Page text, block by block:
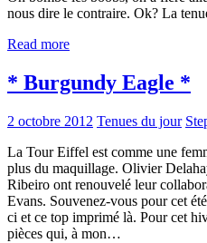
nous dire le contraire. Ok? La
Read more
* Burgundy Eagle *
2 octobre 2012 Tenues du jour
La Tour Eiffel est comme une
plus du maquillage. Olivier
Ribeiro ont renouvelé leur
Evans. Souvenez-vous pour cet
ci et ce top imprimé là. Pour cet
pièces qui, à mon…